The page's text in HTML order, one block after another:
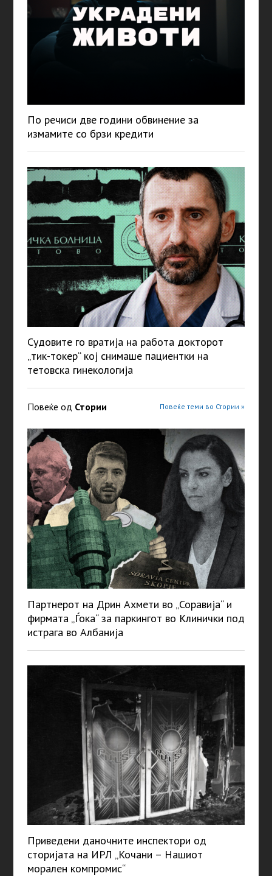
По речиси две години обвинение за
измамите со брзи кредити
Судовите го вратија на работа докторот
„тик-токер“ кој снимаше пациентки на
тетовска гинекологија
Повеќе од Стории Повеќе теми во Стории »
Партнерот на Дрин Ахмети во „Соравија“ и
фирмата „Ѓока“ за паркингот во Клинички под
истрага во Албанија
Приведени даночните инспектори од
сторијата на ИРЛ „Кочани – Нашиот
морален компромис“